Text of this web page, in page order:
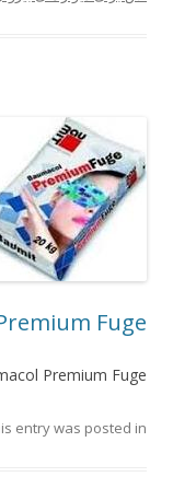
Fuge
Premium Fuge
entry was posted in